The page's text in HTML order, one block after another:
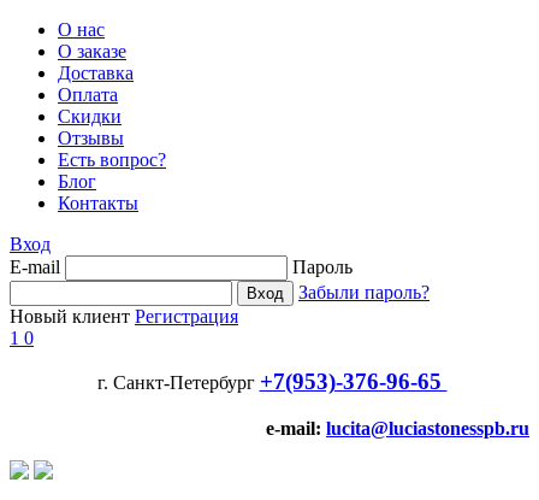
О нас
О заказе
Доставка
Оплата
Скидки
Отзывы
Есть вопрос?
Блог
Контакты
Вход
E-mail
Пароль
Забыли пароль?
Новый клиент Регистрация
1 0
г. Санкт-Петербург +7(953)-376-96-65
e-mail: lucita@luciastonesspb.ru